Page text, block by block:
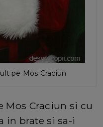
pe Mos Craciun
Craciun si cu
in brate si sa-i